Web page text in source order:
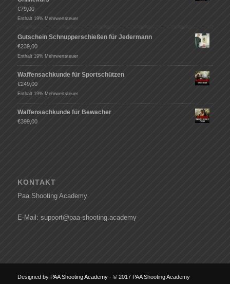
€79,00
Enthält 19% Mehrwertsteuer
Gutschein Schnupperschießen für Jedermann
€239,00
Enthält 19% Mehrwertsteuer
Waffensachkunde für Sportschützen
€249,00
Enthält 19% Mehrwertsteuer
Waffensachkunde für Bewacher
€399,00
KONTAKT
Paa Shooting Academy
E-Mail: support@paa-shooting.academy
Designed by PAA Shooting Academy- © 2017 PAA Shooting Academy